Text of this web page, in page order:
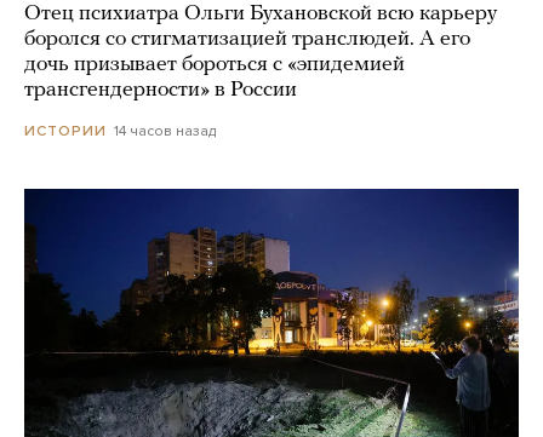
Отец психиатра Ольги Бухановской всю карьеру
боролся со стигматизацией транслюдей. А его
дочь призывает бороться с «эпидемией
трансгендерности» в России
ИСТОРИИ 14 часов назад